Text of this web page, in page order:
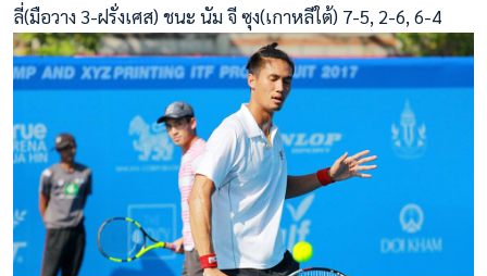
ลี่(มือวาง 3-ฝรั่งเศส) ชนะ นัม จี ซุง(เกาหลีใต้) 7-5, 2-6, 6-4